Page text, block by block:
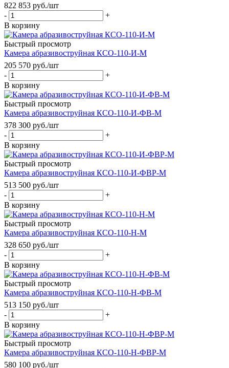
822 853 руб./шт
-
+
В корзину
Быстрый просмотр
Камера абразивоструйная КСО-110-И-М
205 570 руб./шт
-
+
В корзину
Быстрый просмотр
Камера абразивоструйная КСО-110-И-ФВ-М
378 300 руб./шт
-
+
В корзину
Быстрый просмотр
Камера абразивоструйная КСО-110-И-ФВР-М
513 500 руб./шт
-
+
В корзину
Быстрый просмотр
Камера абразивоструйная КСО-110-Н-М
328 650 руб./шт
-
+
В корзину
Быстрый просмотр
Камера абразивоструйная КСО-110-Н-ФВ-М
513 150 руб./шт
-
+
В корзину
Быстрый просмотр
Камера абразивоструйная КСО-110-Н-ФВР-М
580 100 руб./шт